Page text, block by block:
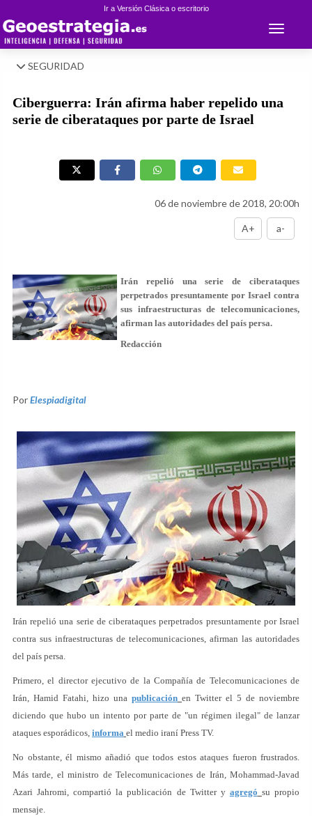
Ir a Versión Clásica o escritorio
Toggle
SEGURIDAD
Ciberguerra: Irán afirma haber repelido una
serie de ciberataques por parte de Israel
06 de noviembre de 2018, 20:00h
A+ a-
Irán repelió una serie de ciberataques
perpetrados presuntamente por Israel contra
sus infraestructuras de telecomunicaciones,
afirman las autoridades del país persa.
Redacción
PorElespiadigital
Irán repelió una serie de ciberataques perpetrados presuntamente por Israel
contra sus infraestructuras de telecomunicaciones, afirman las autoridades
del país persa.
Primero, el director ejecutivo de la Compañía de Telecomunicaciones de
Irán, Hamid Fatahi, hizo una publicación en Twitter el 5 de noviembre
diciendo que hubo un intento por parte de "un régimen ilegal" de lanzar
ataques esporádicos, informa el medio iraní Press TV.
No obstante, él mismo añadió que todos estos ataques fueron frustrados.
Más tarde, el ministro de Telecomunicaciones de Irán, Mohammad-Javad
Azari Jahromi, compartió la publicación de Twitter y agregó su propio
mensaje.